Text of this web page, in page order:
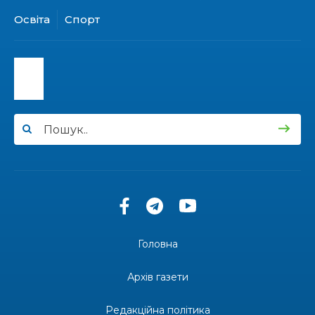
31 лип
15:24
31 лип
“Серпневі свята” – Клуб з народознавства
Юні мешканці Бахмутської громади у Харкові
долучилися до проєкту «Радість у дитячих
територіальної громади
«Дві музи» у Рівному: свято краси, мистецтва
Освіта Спорт
Головна
Архів газети
Редакційна політика